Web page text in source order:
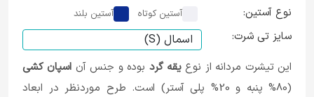
نوع آستین: آستین کوتاه آستین بلند
سایز تی شرت:
این تیشرت مردانه از نوعیقه گرد بوده و جنس آن اسپان کشی
(80% پنبه و 20% پلی آستر) است. طرح موردنظر در ابعاد